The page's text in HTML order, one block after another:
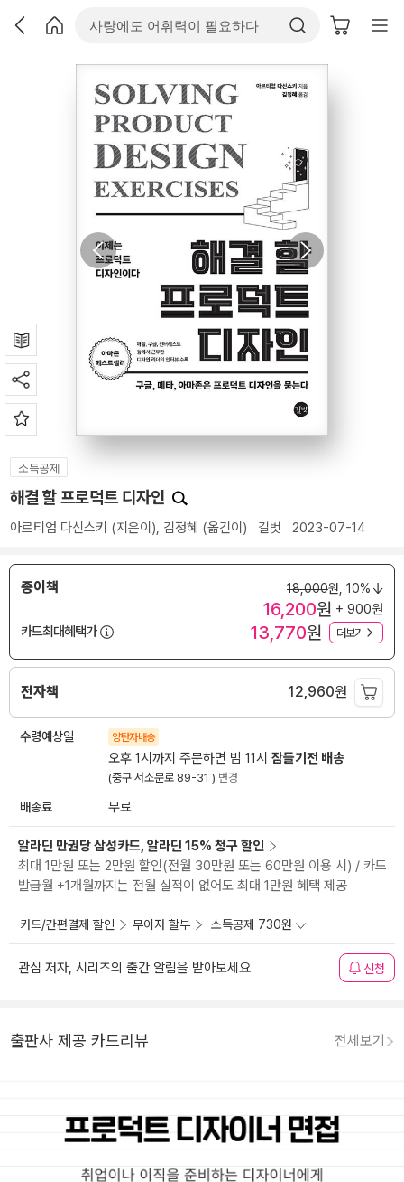
소득공제
해결 할 프로덕트 디자인
아르티엄 다신스키 (지은이), 김정혜 (옮긴이) 길벗 2023-07-14
종이책 18,000원, 10%
16,200원 + 900원
카드최대혜택가
13,770원 더보기
전자책 12,960원
수령예상일 양탄자배송
오후 1시까지 주문하면 밤 11시 잠들기전 배송
(중구 서소문로 89-31 ) 변경
배송료 무료
알라딘 만권당 삼성카드, 알라딘 15% 청구 할인
최대 1만원 또는 2만원 할인(전월 30만원 또는 60만원 이용 시) / 카드
발급월 +1개월까지는 전월 실적이 없어도 최대 1만원 혜택 제공
카드/간편결제 할인 무이자 할부 소득공제 730원
관심 저자, 시리즈의 출간 알림을 받아보세요 신청
출판사 제공 카드리뷰 전체보기